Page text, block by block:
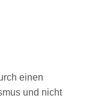
einen
und nicht